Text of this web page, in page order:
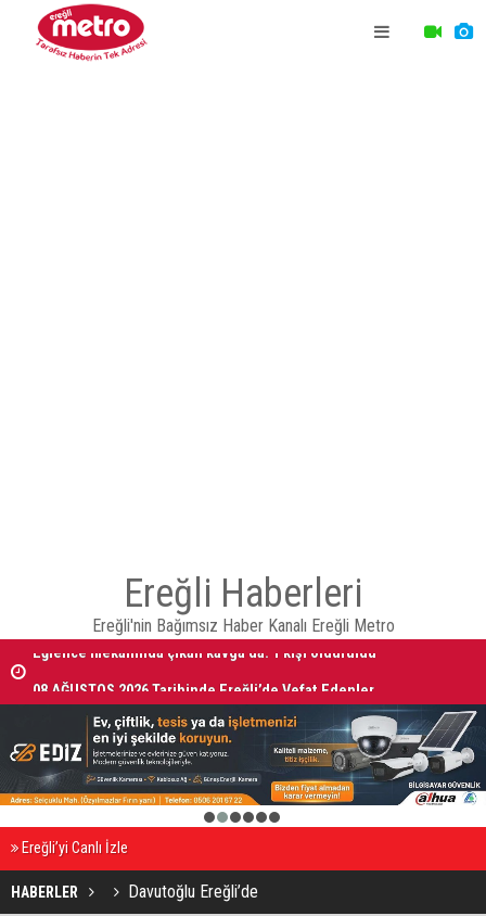
Ereğli Haberleri
Ereğli'nin Bağımsız Haber Kanalı Ereğli Metro
Eğlence mekanında çıkan kavga’da: 1 kişi öldürüldü
2 3 4 5 6
Ereğli’yi Canlı İzle
HABERLER Davutoğlu Ereğli’de